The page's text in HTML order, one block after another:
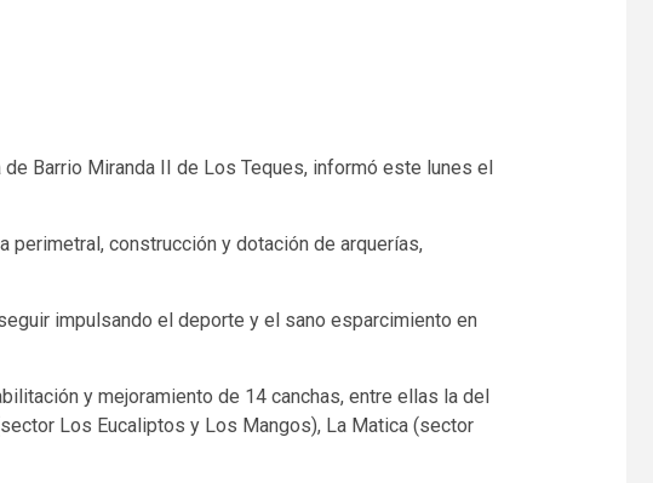
Barrio Miranda II de Los Teques, informó este lunes el
perimetral, construcción y dotación de arquerías,
impulsando el deporte y el sano esparcimiento en
y mejoramiento de 14 canchas, entre ellas la del
Los Eucaliptos y Los Mangos), La Matica (sector